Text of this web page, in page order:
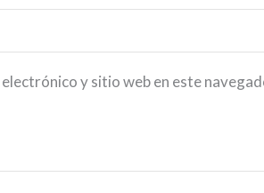
y sitio web en este